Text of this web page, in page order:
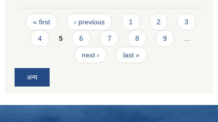
Pages
« first ‹ previous 1 2 3
4 5 6 7 8 9
next › last »
अन्य